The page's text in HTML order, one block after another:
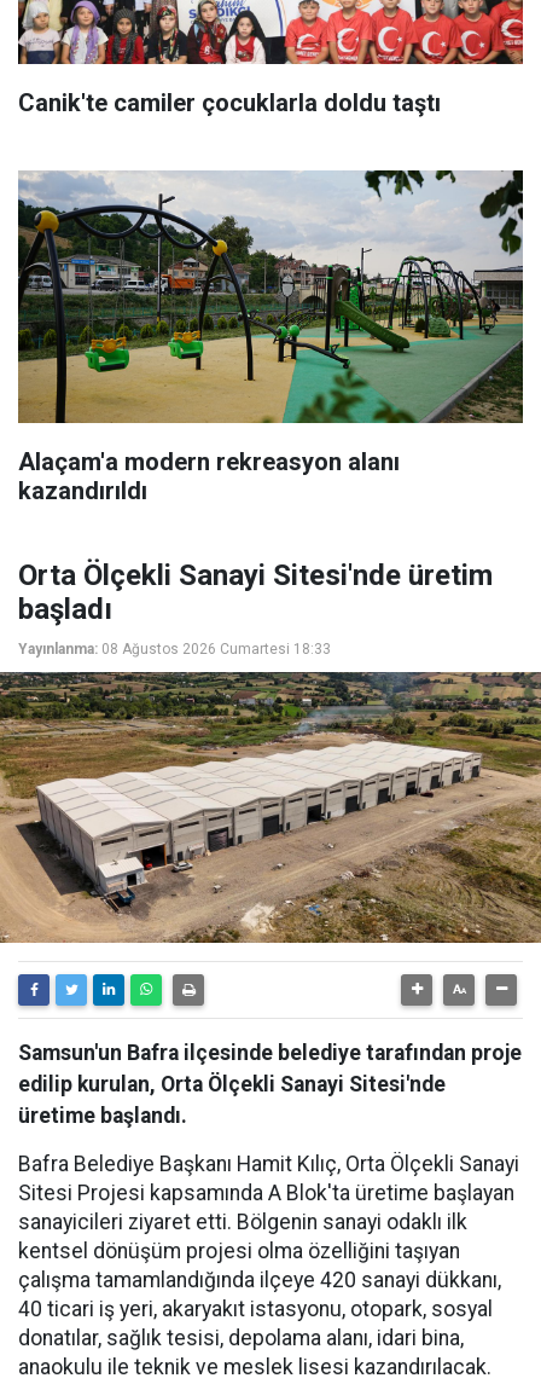
Canik'te camiler çocuklarla doldu taştı
Alaçam'a modern rekreasyon alanı
kazandırıldı
Orta Ölçekli Sanayi Sitesi'nde üretim
başladı
Yayınlanma: 08 Ağustos 2026 Cumartesi 18:33
Samsun'un Bafra ilçesinde belediye tarafından proje
edilip kurulan, Orta Ölçekli Sanayi Sitesi'nde
üretime başlandı.
Bafra Belediye Başkanı Hamit Kılıç, Orta Ölçekli Sanayi
Sitesi Projesi kapsamında A Blok'ta üretime başlayan
sanayicileri ziyaret etti. Bölgenin sanayi odaklı ilk
kentsel dönüşüm projesi olma özelliğini taşıyan
çalışma tamamlandığında ilçeye 420 sanayi dükkanı,
40 ticari iş yeri, akaryakıt istasyonu, otopark, sosyal
donatılar, sağlık tesisi, depolama alanı, idari bina,
anaokulu ile teknik ve meslek lisesi kazandırılacak.